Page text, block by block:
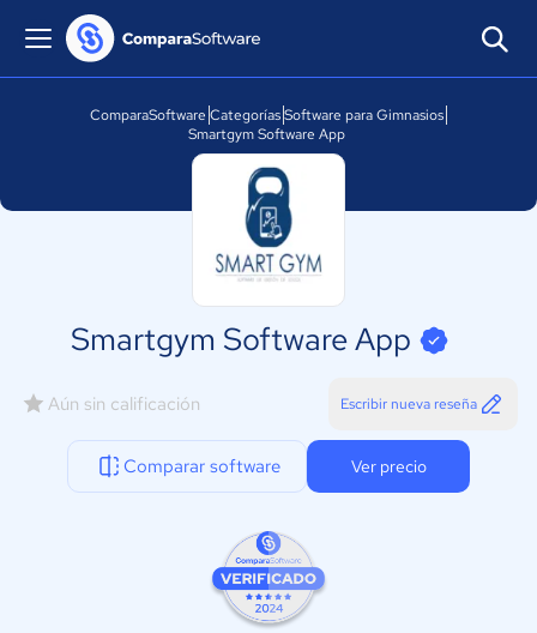
ComparaSoftware CategoríasSoftware para Gimnasios
Smartgym Software App
Smartgym Software App
Aún sin calificación Escribir nueva reseña
Comparar software Ver precio